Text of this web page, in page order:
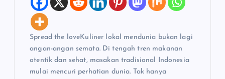
Spread the loveKuliner lokal mendunia bukan lagi
angan-angan semata. Di tengah tren makanan
otentik dan sehat, masakan tradisional Indonesia
mulai mencuri perhatian dunia. Tak hanya